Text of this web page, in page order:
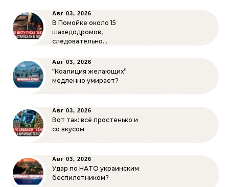
Авг 03, 2026
В Помойке около 15
шахедодромов,
следовательно…
Авг 03, 2026
“Коалиция желающих”
медленно умирает?
Авг 03, 2026
Вот так: всё простенько и
со вкусом
Авг 03, 2026
Удар по НАТО украинским
беспилотником?